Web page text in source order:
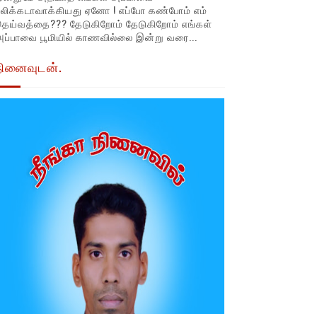
ஏனோ ! எப்போ கண்போம் எம்
தேடுகிறோம் தேடுகிறோம் எங்கள்
பூமியில் காணவில்லை இன்று வரை...